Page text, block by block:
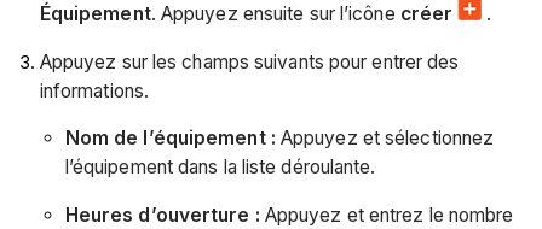
Équipement. Appuyez ensuite sur l’icône créer .
Appuyez sur les champs suivants pour entrer des
informations.
Nom de l’équipement : Appuyez et sélectionnez
l’équipement dans la liste déroulante.
Heures d’ouverture : Appuyez et entrez le nombre